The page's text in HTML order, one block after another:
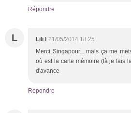
Répondre
L Lili l 21/05/2014 18:25
Merci Singapour... mais ça me
où est la carte mémoire (là je fais
d'avance
Répondre